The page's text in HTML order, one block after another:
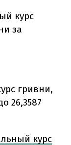
курс
за
гривни,
26,3587
курс